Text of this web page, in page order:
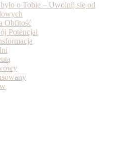
o Tobie – Uwolnij się od
Obfitość
Potencjał